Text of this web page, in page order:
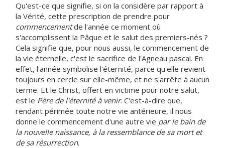
Qu'est-ce que signifie, si on la considère par rapport à
la Vérité, cette prescription de prendre pour
commencementde l'année ce moment où
s'accomplissent la Pâque et le salut des premiers-nés ?
Cela signifie que, pour nous aussi, le commencement de
la vie éternelle, c'est le sacrifice de l'Agneau pascal. En
effet, l'année symbolise l'éternité, parce qu'elle revient
toujours en cercle sur elle-même, et ne s'arrête à aucun
terme. Et le Christ, offert en victime pour notre salut,
est le Père de l'éternité à venir. C'est-à-dire que,
rendant périmée toute notre vie antérieure, il nous
donne le commencement d'une autre vie par le bain de
la nouvelle naissance, à la ressemblance de sa mort et
de sa résurrection.